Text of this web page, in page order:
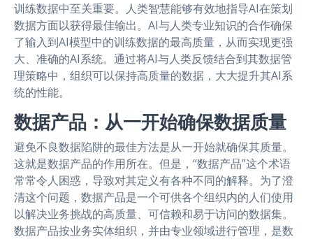
训练数据中至关重要。人类智慧能够有效地指导AI在策划
数据方面以获得最佳输出。AI与人类专业知识的合作确保
了输入到AI模型中的训练数据的最高质量，从而实现更强
大、准确的AI系统。通过将AI与人类反馈结合到其数据管
理策略中，组织可以保持高质量的数据，大大提升其AI系
统的性能。
数据产品：从一开始确保数据质量
避免不良数据陷阱的最佳方法是从一开始就确保其质量。
这就是数据产品的作用所在。但是，“数据产品”这个术语
常常令人困惑，导致对其定义有各种不同的解释。为了澄
清这个问题，数据产品是一个可供各个组织内的人们使用
以解决业务挑战的高质量、可信赖和易于访问的数据集。
数据产品按业务实体组织，并由专业领域进行管理，是数